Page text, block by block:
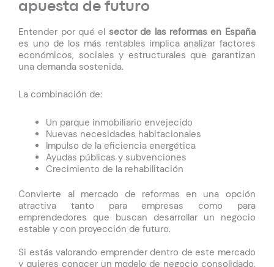
apuesta de futuro
Entender por qué el sector de las reformas en España
es uno de los más rentables implica analizar factores
económicos, sociales y estructurales que garantizan
una demanda sostenida.
La combinación de:
Un parque inmobiliario envejecido
Nuevas necesidades habitacionales
Impulso de la eficiencia energética
Ayudas públicas y subvenciones
Crecimiento de la rehabilitación
Convierte al mercado de reformas en una opción
atractiva tanto para empresas como para
emprendedores que buscan desarrollar un negocio
estable y con proyección de futuro.
Si estás valorando emprender dentro de este mercado
y quieres conocer un modelo de negocio consolidado,